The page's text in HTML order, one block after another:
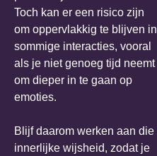
Toch kan er een risico zijn
om oppervlakkig te blijven in
sommige interacties, vooral
als je niet genoeg tijd neemt
om dieper in te gaan op
emoties.
Blijf daarom werken aan die
innerlijke wijsheid, zodat je